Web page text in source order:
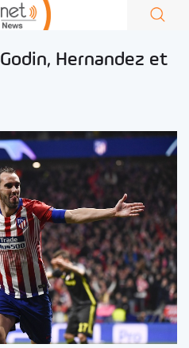
Hernandez et